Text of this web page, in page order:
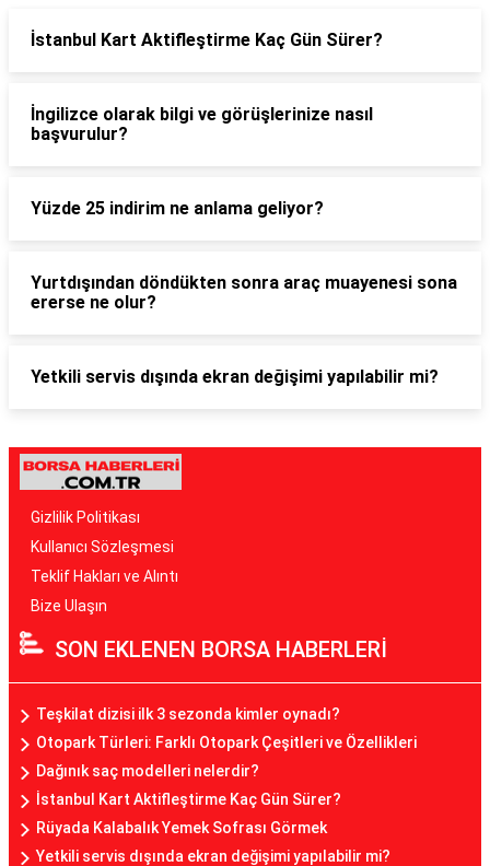
İstanbul Kart Aktifleştirme Kaç Gün Sürer?
İngilizce olarak bilgi ve görüşlerinize nasıl
başvurulur?
Yüzde 25 indirim ne anlama geliyor?
Yurtdışından döndükten sonra araç muayenesi sona
ererse ne olur?
Yetkili servis dışında ekran değişimi yapılabilir mi?
Gizlilik Politikası
Kullanıcı Sözleşmesi
Teklif Hakları ve Alıntı
Bize Ulaşın
SON EKLENEN BORSA HABERLERİ
Teşkilat dizisi ilk 3 sezonda kimler oynadı?
Otopark Türleri: Farklı Otopark Çeşitleri ve Özellikleri
Dağınık saç modelleri nelerdir?
İstanbul Kart Aktifleştirme Kaç Gün Sürer?
Rüyada Kalabalık Yemek Sofrası Görmek
Yetkili servis dışında ekran değişimi yapılabilir mi?